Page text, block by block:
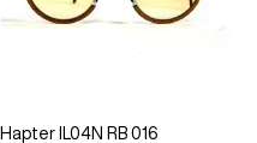
Hapter IL04N RB 016